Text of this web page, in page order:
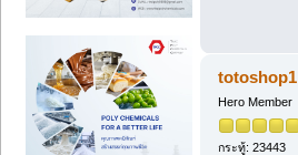
totoshop1
Hero Member
กระทู้: 23443